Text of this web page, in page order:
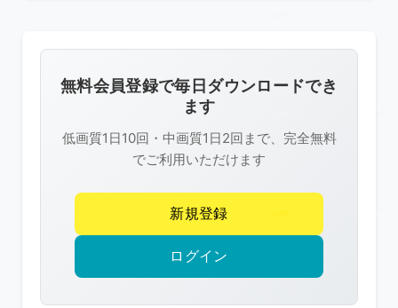
像
は
R-
FREE
作
権
無料会員登録で毎日ダウンロードでき
ます
低画質1日10回・中画質1日2回まで、完全無料
でご利用いただけます
新規登録
ログイン